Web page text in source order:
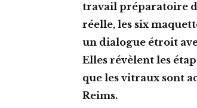
travail préparatoire
réelle, les six
un dialogue étroit
Elles révèlent les
que les vitraux sont
Reims.